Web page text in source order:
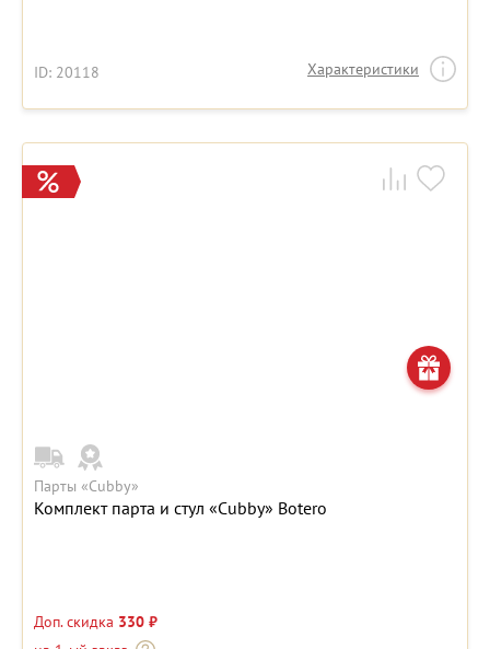
ID: 20118 Характеристики
Парты «Cubby»
Комплект парта и стул «Cubby» Botero
Доп. скидка 330 ₽